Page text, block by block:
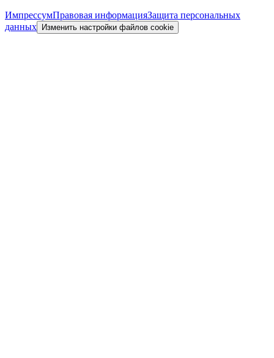
ИмпрессумПравовая информацияЗащита персональных
данных
Изменить настройки файлов cookie